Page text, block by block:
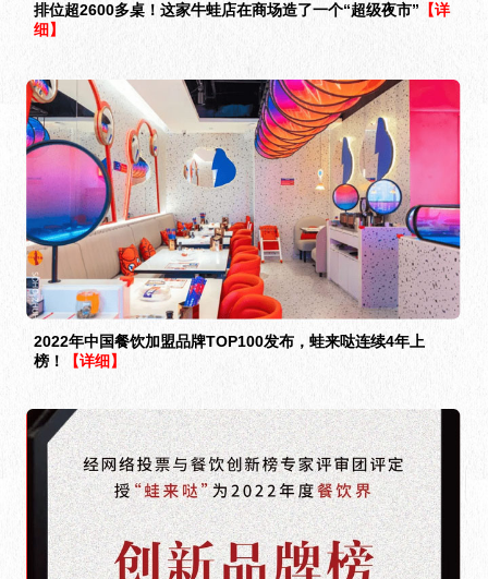
排位超2600多桌！这家牛蛙店在商场造了一个“超级夜市” 【详
细】
2022年中国餐饮加盟品牌TOP100发布，蛙来哒连续4年上
榜！
【详细】